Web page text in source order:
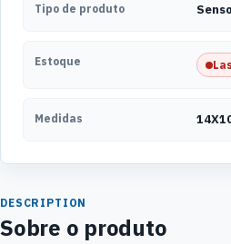
Tipo de produto
Estoque
Medidas
DESCRIPTION
Sobre o produto